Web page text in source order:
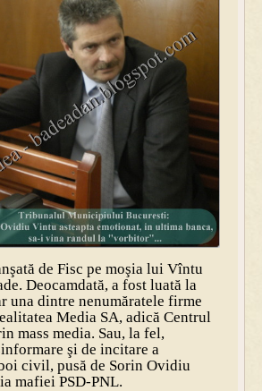
de Fisc pe moşia lui Vîntu
Deocamdată, a fost luată la
una dintre nenumăratele firme
Media SA, adică Centrul
mass media. Sau, la fel,
şi de incitare a
civil, pusă de Sorin Ovidiu
mafiei PSD-PNL.